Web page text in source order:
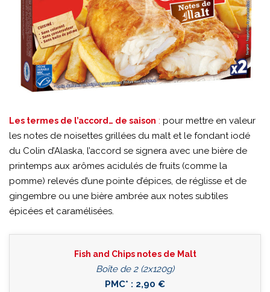
Les termes de l’accord… de saison : pour mettre en valeur
les notes de noisettes grillées du malt et le fondant iodé
du Colin d’Alaska, l’accord se signera avec une bière de
printemps aux arômes acidulés de fruits (comme la
pomme) relevés d’une pointe d’épices, de réglisse et de
gingembre ou une bière ambrée aux notes subtiles
épicées et caramélisées.
Fish and Chips notes de Malt
Boîte de 2 (2x120g)
PMC* : 2,90 €